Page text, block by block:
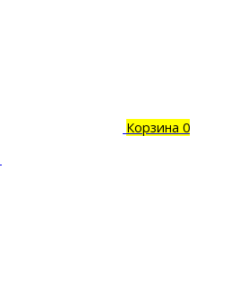
Корзина 0